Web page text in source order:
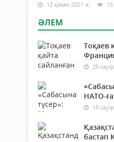
12 қазан 2021 ж.
ӘЛЕМ
Тоқаев
25
НАТО-
15
бастап